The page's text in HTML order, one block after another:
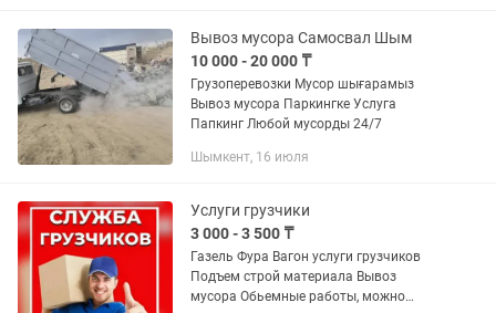
мебели,...
Вывоз мусора Самосвал Шым
10 000 - 20 000 ₸
Грузоперевозки Мусор шығарамыз
Вывоз мусора Паркингке Услуга
Папкинг Любой мусорды 24/7
Шымкент, 16 июля
Услуги грузчики
3 000 - 3 500 ₸
Газель Фура Вагон услуги грузчиков
Подъем строй материала Вывоз
мусора Обьемные работы, можно